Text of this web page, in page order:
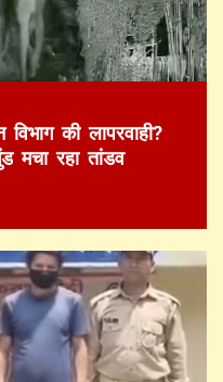
की लापरवाही?
मचा रहा तांडव